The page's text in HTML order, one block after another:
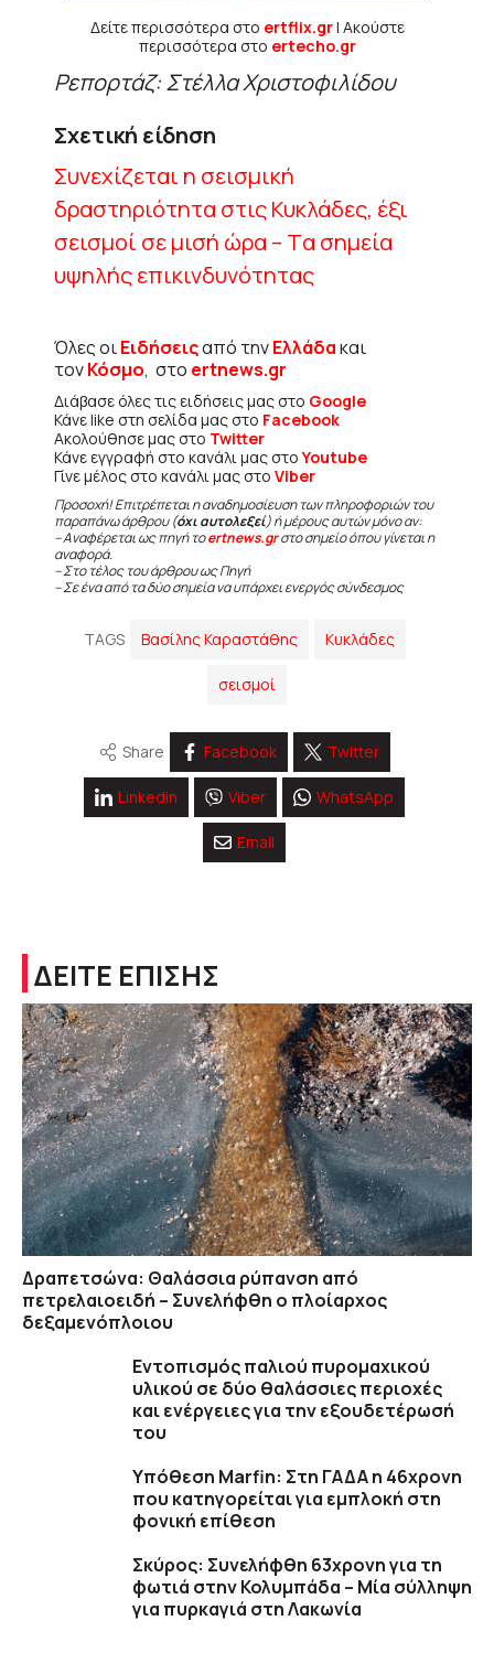
Δείτε περισσότερα στο ertflix.gr| Ακούστε
περισσότερα στο ertecho.gr
Ρεπορτάζ: Στέλλα Χριστοφιλίδου
Σχετική είδηση
Συνεχίζεται η σεισμική
δραστηριότητα στις Κυκλάδες, έξι
σεισμοί σε μισή ώρα – Tα σημεία
υψηλής επικινδυνότητας
Όλες οιΕιδήσειςαπό τηνΕλλάδακαι
τονΚόσμο, στο ertnews.gr
Διάβασε όλες τις ειδήσεις μας στο Google
Κάνε like στη σελίδα μας στο Facebook
Ακολούθησε μας στο Twitter
Κάνε εγγραφή στο κανάλι μας στοYoutube
Γίνε μέλος στο κανάλι μας στο Viber
Προσοχή! Επιτρέπεται η αναδημοσίευση των πληροφοριών του
παραπάνω άρθρου (όχι αυτολεξεί) ή μέρους αυτών μόνο αν:
– Αναφέρεται ως πηγή τοertnews.grστο σημείο όπου γίνεται η
αναφορά.
– Στο τέλος του άρθρου ως Πηγή
– Σε ένα από τα δύο σημεία να υπάρχει ενεργός σύνδεσμος
TAGS Βασίλης Καραστάθης Κυκλάδες
σεισμοί
Share Facebook Twitter
Linkedin Viber WhatsApp
Email
ΔΕΙΤΕ ΕΠΙΣΗΣ
Δραπετσώνα: Θαλάσσια ρύπανση από
πετρελαιοειδή – Συνελήφθη ο πλοίαρχος
δεξαμενόπλοιου
Εντοπισμός παλιού πυρομαχικού
υλικού σε δύο θαλάσσιες περιοχές
και ενέργειες για την εξουδετέρωσή
του
Υπόθεση Marfin: Στη ΓΑΔΑ η 46χρονη
που κατηγορείται για εμπλοκή στη
φονική επίθεση
Σκύρος: Συνελήφθη 63χρονη για τη
φωτιά στην Κολυμπάδα – Μία σύλληψη
για πυρκαγιά στη Λακωνία